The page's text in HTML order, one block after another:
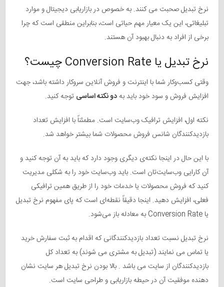
نرخ تبدیل صحبت می کنند. به خصوص در بازاریابی دیجیتال و موارد
تبلیغاتی، این یک معیار مهم حیاتی است، بنابراین منطقی است که چرا
برخی از افراد به دنبال بهبود آن هستند.
نرخ تبدیل یا Conversion Rate چیست؟
وقتی کسب‌وکار شما با اینترنت و فروش آنلاین سروکار داشته باشد، جهت
افزایش فروش و سود خود باید بهدو نکته اساسی توجه کنید.
نکته اول، افزایش ترافیک وب‌سایت است. مطمئناً با افزایش تعداد
بازدیدکنندگان شانس فروش محصولات شما بیشتر خواهد شد.
با این حال در اینجا نکته‌ی دیگری وجود دارد که باید به آن توجه کنید و
آن کارایی وب‌سایت‌تان است. باید وب‌سایت خود را به شکلی مدیریت
کنید که فروش محصولات یا خدمات خود را از طریق همین ترافیکی
فعلی، افزایش دهید. اینجا دقیقاً نقطه‌ای است که پای مفهوم نرخ تبدیل
یا Conversion Rate به معادله باز می‌شود.
نرخ تبدیل نسبت تعداد بازدیدکنندگانی که اقدام به ثبت سفارش خرید
یا تماس می نمایند (تبدیل به مشتری می شوند) به تعداد کل
بازدیدکنندگان از سایت می باشد . بالا بودن نرخ تبدیل هر سایت نشان
دهنده موفقیت آن در حیطه بازاریابی و طراحی سایت است.